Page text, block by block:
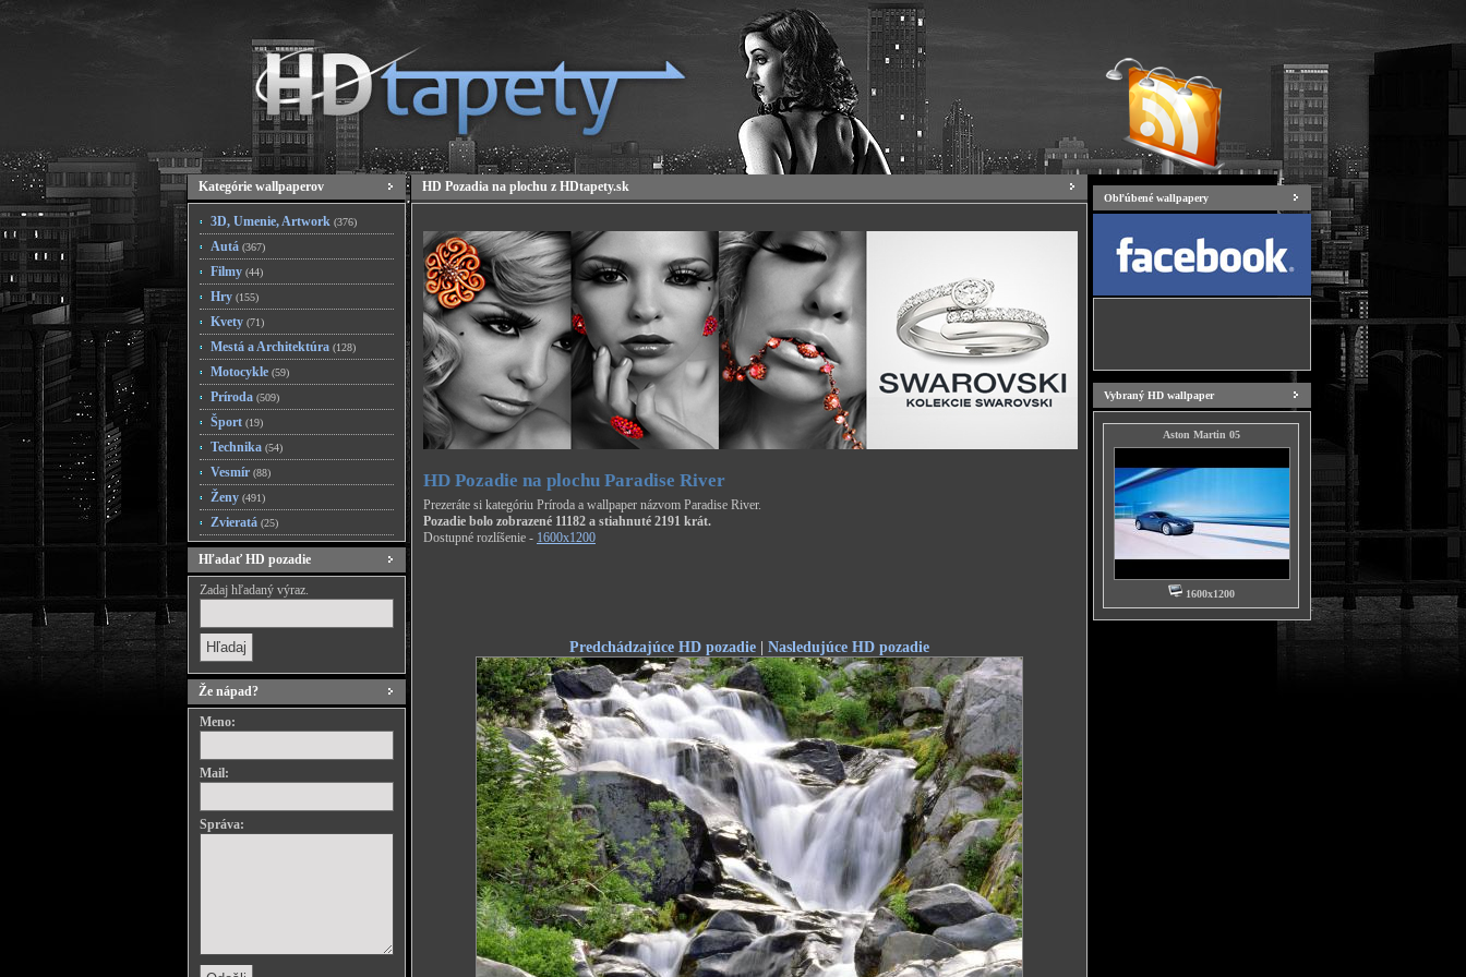
Kategórie wallpaperov
3D, Umenie, Artwork (376)
Autá (367)
Filmy (44)
Hry (155)
Kvety (71)
Mestá a Architektúra (128)
Motocykle (59)
Príroda (509)
Šport (19)
Technika (54)
Vesmír (88)
Ženy (491)
Zvieratá (25)
Hľadať HD pozadie
Zadaj hľadaný výraz.
Že nápad?
Meno:
Mail:
Správa:
HD Pozadia na plochu z HDtapety.sk
HD Pozadie na plochu Paradise River
Prezeráte si kategóriu Príroda a wallpaper názvom Paradise River.
Pozadie bolo zobrazené 11182 a stiahnuté 2191 krát.
Dostupné rozlíšenie - 1600x1200
Predchádzajúce HD pozadie | Nasledujúce HD pozadie
Obľúbené wallpapery
Vybraný HD wallpaper
Aston Martin 05
1600x1200